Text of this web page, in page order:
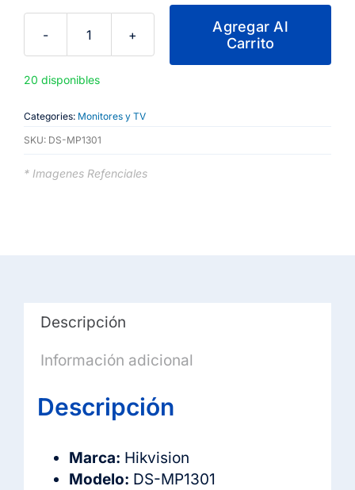
Monitor
7
DVR
Agregar Al
Carrito
20 disponibles
Categories: Monitores y TV
SKU: DS-MP1301
* Imagenes Refenciales
Descripción
Información adicional
Descripción
Marca: Hikvision
Modelo: DS-MP1301